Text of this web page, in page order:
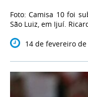
Foto: Camisa 10 foi
São Luiz, em Ijuí.
14 de fevereiro de